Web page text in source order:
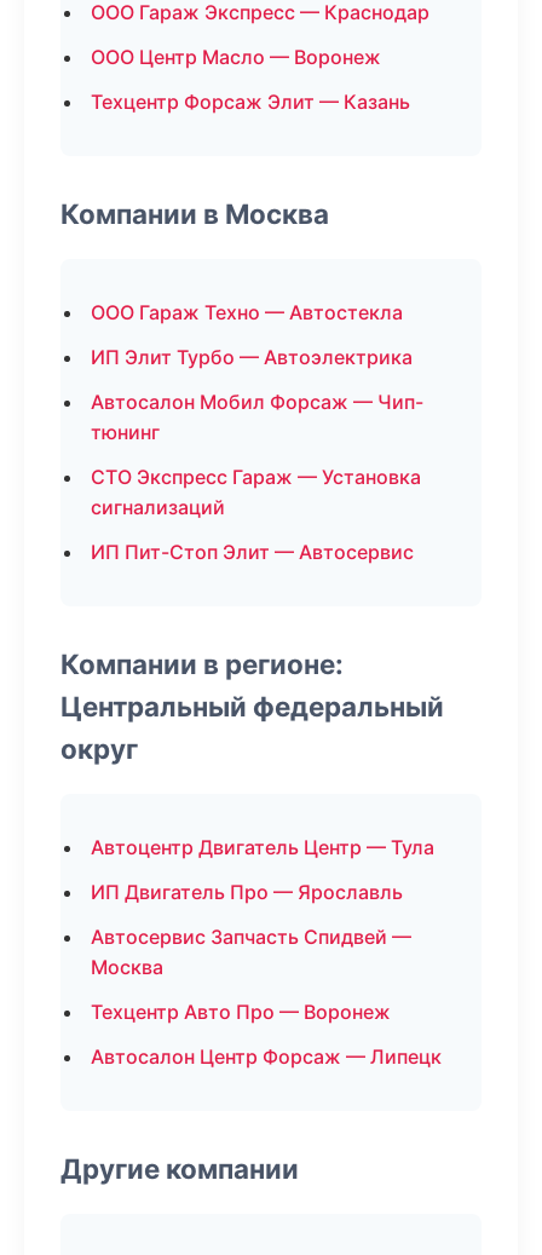
ООО Гараж Экспресс — Краснодар
ООО Центр Масло — Воронеж
Техцентр Форсаж Элит — Казань
Компании в Москва
ООО Гараж Техно — Автостекла
ИП Элит Турбо — Автоэлектрика
Автосалон Мобил Форсаж — Чип-
тюнинг
СТО Экспресс Гараж — Установка
сигнализаций
ИП Пит-Стоп Элит — Автосервис
Компании в регионе:
Центральный федеральный
округ
Автоцентр Двигатель Центр — Тула
ИП Двигатель Про — Ярославль
Автосервис Запчасть Спидвей —
Москва
Техцентр Авто Про — Воронеж
Автосалон Центр Форсаж — Липецк
Другие компании